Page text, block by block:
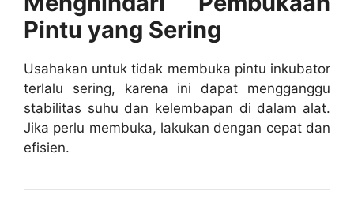
Pintu yang Sering
Usahakan untuk tidak membuka pintu inkubator
terlalu sering, karena ini dapat mengganggu
stabilitas suhu dan kelembapan di dalam alat.
Jika perlu membuka, lakukan dengan cepat dan
efisien.